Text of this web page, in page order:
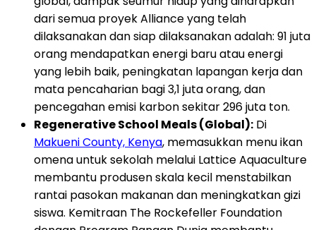
dari semua proyek Alliance yang telah
dilaksanakan dan siap dilaksanakan adalah: 91 juta
orang mendapatkan energi baru atau energi
yang lebih baik, peningkatan lapangan kerja dan
mata pencaharian bagi 3,1 juta orang, dan
pencegahan emisi karbon sekitar 296 juta ton.
Regenerative School Meals (Global): Di
Makueni County, Kenya, memasukkan menu ikan
omena untuk sekolah melalui Lattice Aquaculture
membantu produsen skala kecil menstabilkan
rantai pasokan makanan dan meningkatkan gizi
siswa. Kemitraan The Rockefeller Foundation